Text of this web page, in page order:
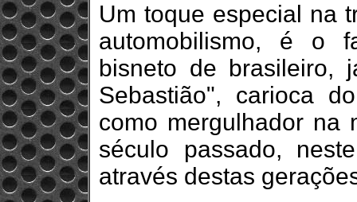
Um toque especial na
automobilismo, é o
bisneto de brasileiro,
Sebastião", carioca
como mergulhador na
século passado,
através destas